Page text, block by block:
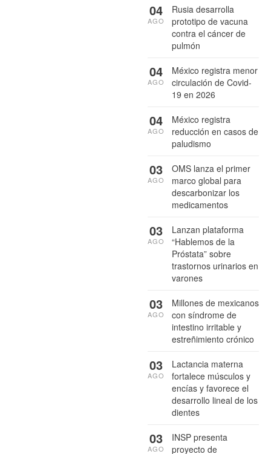
Rusia desarrolla
prototipo de vacuna
contra el cáncer de
pulmón
04
AGO
México registra menor
circulación de Covid-
19 en 2026
04
AGO
México registra
reducción en casos de
paludismo
04
AGO
OMS lanza el primer
marco global para
descarbonizar los
medicamentos
03
AGO
Lanzan plataforma
“Hablemos de la
Próstata” sobre
trastornos urinarios en
varones
03
AGO
Millones de mexicanos
con síndrome de
intestino irritable y
estreñimiento crónico
03
AGO
Lactancia materna
fortalece músculos y
encías y favorece el
desarrollo lineal de los
dientes
03
AGO
INSP presenta
proyecto de
03
AGO